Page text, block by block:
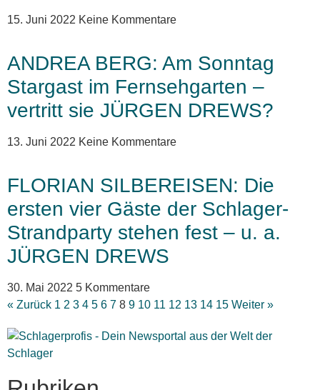
15. Juni 2022 Keine Kommentare
ANDREA BERG: Am Sonntag
Stargast im Fernsehgarten –
vertritt sie JÜRGEN DREWS?
13. Juni 2022 Keine Kommentare
FLORIAN SILBEREISEN: Die
ersten vier Gäste der Schlager-
Strandparty stehen fest – u. a.
JÜRGEN DREWS
30. Mai 2022 5 Kommentare
« Zurück 1 2 3 4 5 6 7 8 9 10 11 12 13 14 15 Weiter »